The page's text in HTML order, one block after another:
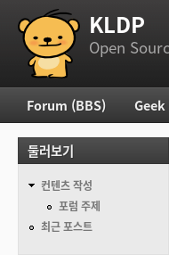
부 메뉴 KLDP
Open
주 메뉴
Forum (BBS)
둘러보기
컨텐츠 작성
포럼 주제
최근 포스트